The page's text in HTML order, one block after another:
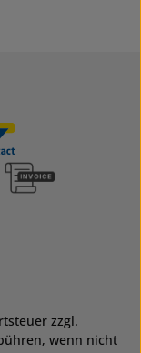
zzgl.
wenn nicht